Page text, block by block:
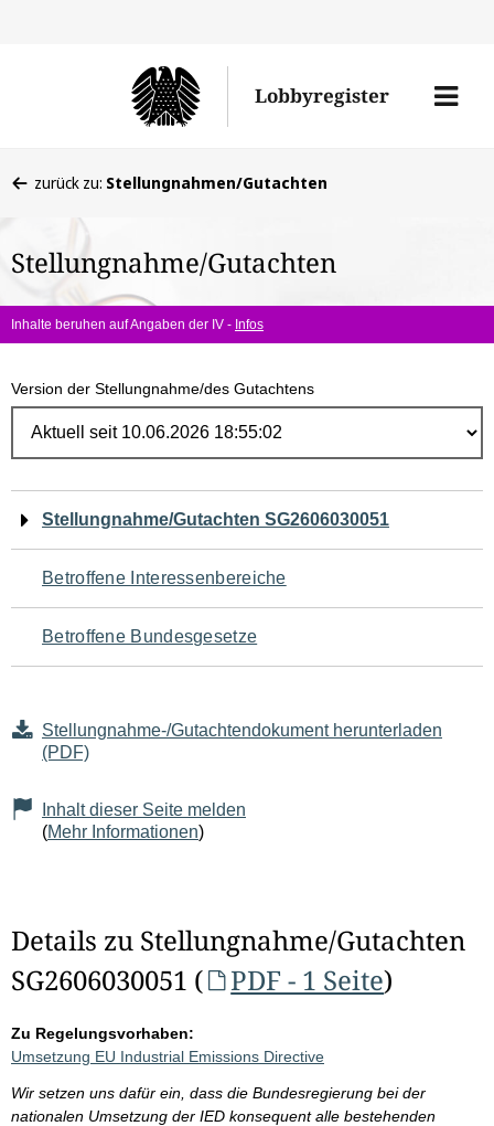
Lobbyregister
Menü
befinden
hier:
zurück zu: Stellungnahmen/Gutachten
Stellungnahme/Gutachten
Inhalte beruhen auf Angaben der IV - Infos
Version der Stellungnahme/des Gutachtens
Navigation
für
den
Seiteninhalt
Stellungnahme/Gutachten SG2606030051
Betroffene Interessenbereiche
Betroffene Bundesgesetze
Stellungnahme-/Gutachtendokument herunterladen
(PDF)
Inhalt dieser Seite melden
(Mehr Informationen)
Details zu Stellungnahme/Gutachten
SG2606030051 (
PDF - 1 Seite)
Zu Regelungsvorhaben:
Umsetzung EU Industrial Emissions Directive
Wir setzen uns dafür ein, dass die Bundesregierung bei der
nationalen Umsetzung der IED konsequent alle bestehenden